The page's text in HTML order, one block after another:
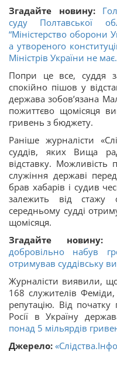
Згадайте новину:
суду Полтавської
“Міністерство оборони
а утвореного
Міністрів України не має.
Попри це все, суддя
спокійно пішов у
держава зобов’язана
пожиттєво щомісяця
гривень з бюджету.
Раніше журналісти
суддів, яких Вища
відставку. Можливість
служіння державі
брав хабарів і судив
залежить від стажу
середньому судді
щомісяця.
Згадайте новину:
добровільно набув
отримував суддівську
Журналісти виявили,
168 служителів
репутацію. Від
Росії в Україну
понад 5 мільярдів
Джерело: